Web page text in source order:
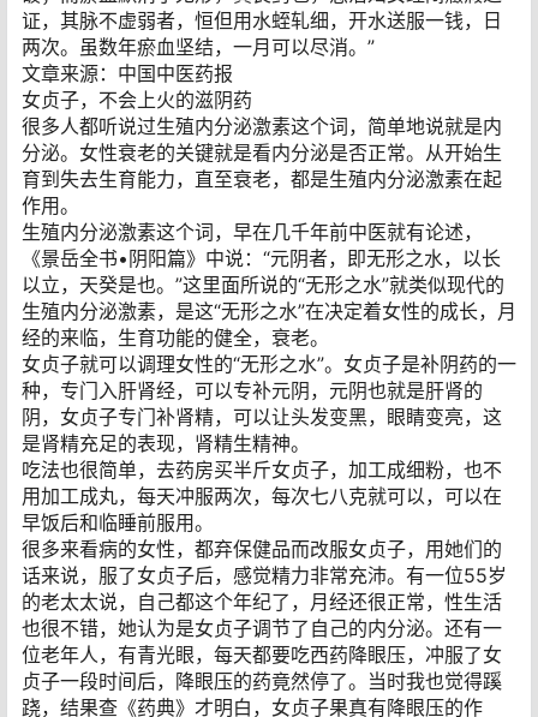
证，其脉不虚弱者，恒但用水蛭轧细，开水送服一钱，日
两次。虽数年瘀血坚结，一月可以尽消。”
文章来源：中国中医药报
女贞子，不会上火的滋阴药
很多人都听说过生殖内分泌激素这个词，简单地说就是内
分泌。女性衰老的关键就是看内分泌是否正常。从开始生
育到失去生育能力，直至衰老，都是生殖内分泌激素在起
作用。
生殖内分泌激素这个词，早在几千年前中医就有论述，
《景岳全书•阴阳篇》中说：“元阴者，即无形之水，以长
以立，天癸是也。”这里面所说的“无形之水”就类似现代的
生殖内分泌激素，是这“无形之水”在决定着女性的成长，月
经的来临，生育功能的健全，衰老。
女贞子就可以调理女性的“无形之水”。女贞子是补阴药的一
种，专门入肝肾经，可以专补元阴，元阴也就是肝肾的
阴，女贞子专门补肾精，可以让头发变黑，眼睛变亮，这
是肾精充足的表现，肾精生精神。
吃法也很简单，去药房买半斤女贞子，加工成细粉，也不
用加工成丸，每天冲服两次，每次七八克就可以，可以在
早饭后和临睡前服用。
很多来看病的女性，都弃保健品而改服女贞子，用她们的
话来说，服了女贞子后，感觉精力非常充沛。有一位55岁
的老太太说，自己都这个年纪了，月经还很正常，性生活
也很不错，她认为是女贞子调节了自己的内分泌。还有一
位老年人，有青光眼，每天都要吃西药降眼压，冲服了女
贞子一段时间后，降眼压的药竟然停了。当时我也觉得蹊
跷，结果查《药典》才明白，女贞子果真有降眼压的作